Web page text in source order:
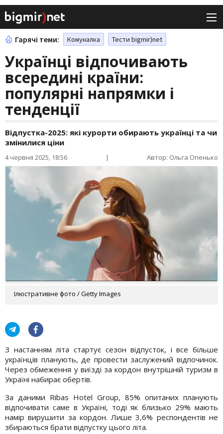
Гарячі теми: Комуналка Тести bigmir)net
Українці відпочивають
всередині країни:
популярні напрямки і
тенденції
Відпустка-2025: які курорти обирають українці та чи
змінилися ціни
4 червня 2025, 18:56 | Автор: Ольга Опенько
Ілюстративне фото / Getty Images
З настанням літа стартує сезон відпусток, і все більше
українців планують, де провести заслужений відпочинок.
Через обмеження у виїзді за кордон внутрішній туризм в
Україні набирає обертів.
За даними Ribas Hotel Group, 85% опитаних планують
відпочивати саме в Україні, тоді як близько 29% мають
намір вирушити за кордон. Лише 3,6% респондентів не
збираються брати відпустку цього літа.